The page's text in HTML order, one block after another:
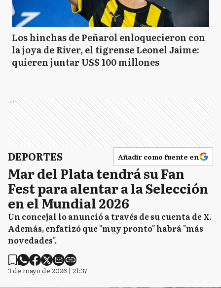
Los hinchas de Peñarol enloquecieron con
la joya de River, el tigrense Leonel Jaime:
quieren juntar US$ 100 millones
Ads
DEPORTES Añadir como fuente en
Mar del Plata tendrá su Fan
Fest para alentar a la Selección
en el Mundial 2026
Un concejal lo anunció a través de su cuenta de X.
Además, enfatizó que "muy pronto" habrá "más
novedades".
3 de mayo de 2026 | 21:37